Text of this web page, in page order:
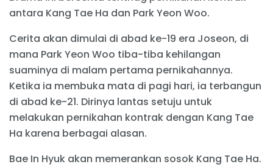
antara Kang Tae Ha dan Park Yeon Woo.
Cerita akan dimulai di abad ke-19 era Joseon, di
mana Park Yeon Woo tiba-tiba kehilangan
suaminya di malam pertama pernikahannya.
Ketika ia membuka mata di pagi hari, ia terbangun
di abad ke-21. Dirinya lantas setuju untuk
melakukan pernikahan kontrak dengan Kang Tae
Ha karena berbagai alasan.
Bae In Hyuk akan memerankan sosok Kang Tae Ha.